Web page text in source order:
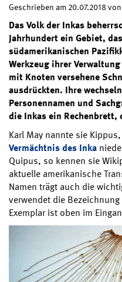
Geschrieben am 20.07.2018 von
Das Volk der Inkas
Jahrhundert ein Gebiet,
südamerikanischen
Werkzeug ihrer
mit Knoten versehene
ausdrückten. Ihre
Personennamen und
die Inkas ein Rechenbrett,
Karl May nannte sie
Vermächtnis des Inka
Quipus, so kennen sie
aktuelle amerikanische
Namen trägt auch die
verwendet die
Exemplar ist oben im